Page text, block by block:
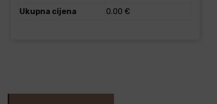
Ukupna cijena 0.00 €